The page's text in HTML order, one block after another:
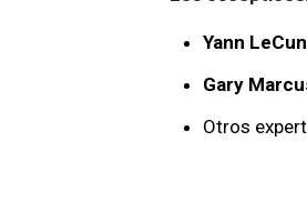
Yann
Gary
Otros